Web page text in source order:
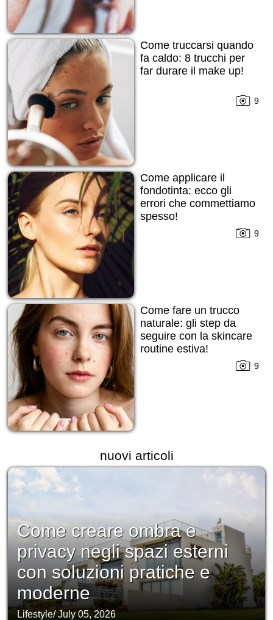
Come truccarsi quando
fa caldo: 8 trucchi per
far durare il make up!
9
Come applicare il
fondotinta: ecco gli
errori che commettiamo
spesso!
9
Come fare un trucco
naturale: gli step da
seguire con la skincare
routine estiva!
9
nuovi articoli
Come creare ombra e
privacy negli spazi esterni
con soluzioni pratiche e
moderne
Lifestyle/July 05, 2026